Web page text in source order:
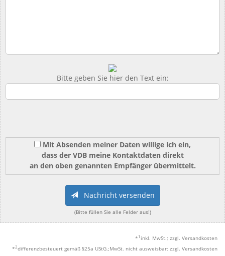
Bitte geben Sie hier den Text ein:
Mit Absenden meiner Daten willige ich ein,
dass der VDB meine Kontaktdaten direkt
an den oben genannten Empfänger übermittelt.
Nachricht versenden
(Bitte füllen Sie alle Felder aus!)
* 1 inkl. MwSt.; zzgl. Versandkosten
*2differenzbesteuert gemäß §25a UStG.;MwSt. nicht ausweisbar; zzgl. Versandkosten